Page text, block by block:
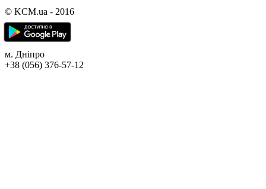
© KCM.ua - 2016
м. Дніпро
+38 (056) 376-57-12